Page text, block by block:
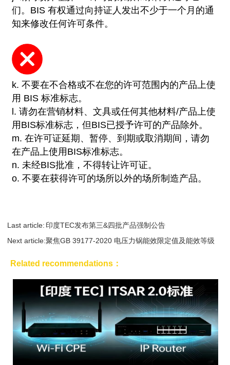
们。BIS 有权通过向持证人发出不少于一个月的通
知来修改任何许可条件。
k. 不要在不合格或不在您的许可范围内的产品上使
用 BIS 标准标志。
l. 请勿在营销材料、文具或任何其他材料/产品上使
用BIS标准标志，但BIS已授予许可的产品除外。
m. 在许可证延期、暂停、到期或取消期间，请勿
在产品上使用BIS标准标志。
n. 未经BIS批准，不得转让许可证。
o. 不要在获得许可的场所以外的场所制造产品。
Last article: 印度TEC发布第三&四批产品强制公告
Next article:聚焦GB 39177-2020 电压力锅能效限定值及能效等级
Related recommendations：